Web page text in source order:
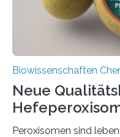
Biowissenschaften
Neue
Peroxisomen sind